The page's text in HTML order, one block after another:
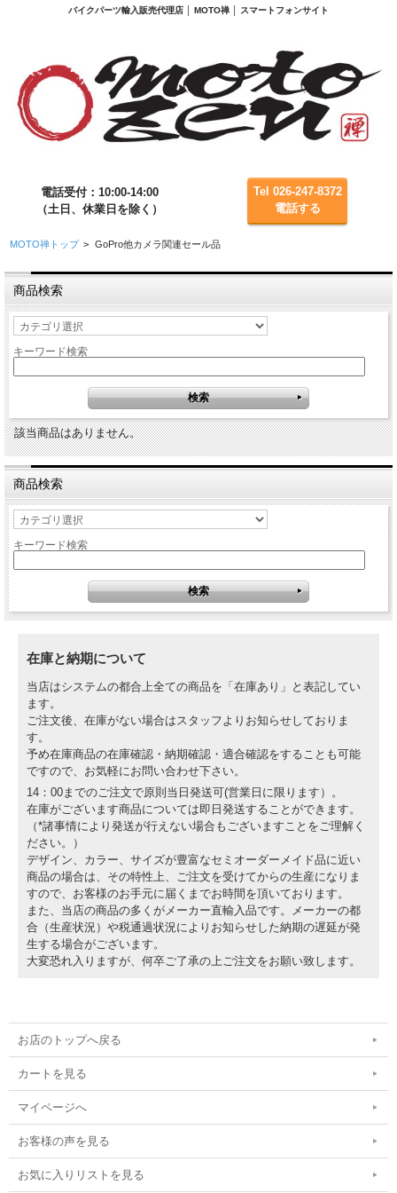
バイクパーツ輸入販売代理店 │ MOTO禅 │ スマートフォンサイト
電話受付：10:00-14:00
（土日、休業日を除く）
Tel 026-247-8372
電話する
MOTO禅トップ > GoPro他カメラ関連セール品
商品検索
キーワード検索
該当商品はありません。
商品検索
キーワード検索
在庫と納期について
当店はシステムの都合上全ての商品を「在庫あり」と表記してい
ます。
ご注文後、在庫がない場合はスタッフよりお知らせしておりま
す。
予め在庫商品の在庫確認・納期確認・適合確認をすることも可能
ですので、お気軽にお問い合わせ下さい。
14：00までのご注文で原則当日発送可(営業日に限ります）。
在庫がございます商品については即日発送することができます。
（*諸事情により発送が行えない場合もございますことをご理解く
ださい。）
デザイン、カラー、サイズが豊富なセミオーダーメイド品に近い
商品の場合は、その特性上、ご注文を受けてからの生産になりま
すので、お客様のお手元に届くまでお時間を頂いております。
また、当店の商品の多くがメーカー直輸入品です。メーカーの都
合（生産状況）や税通過状況によりお知らせした納期の遅延が発
生する場合がございます。
大変恐れ入りますが、何卒ご了承の上ご注文をお願い致します。
お店のトップへ戻る
カートを見る
マイページへ
お客様の声を見る
お気に入りリストを見る